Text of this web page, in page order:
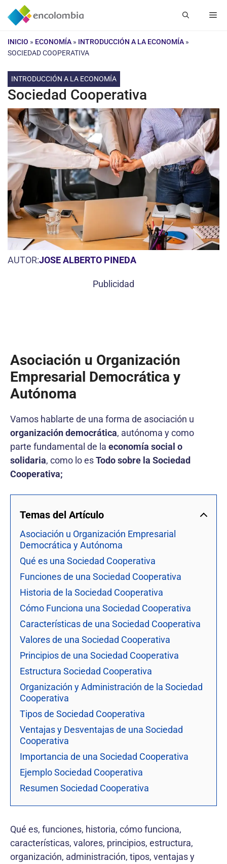
Saltar
INICIO » ECONOMÍA » INTRODUCCIÓN A LA ECONOMÍA »
SOCIEDAD COOPERATIVA
INTRODUCCIÓN A LA ECONOMÍA
Sociedad Cooperativa
AUTOR:JOSE ALBERTO PINEDA
Publicidad
Asociación u Organización
Empresarial Democrática y
Autónoma
Vamos hablarte de una forma de asociación u
organización democrática, autónoma y como
parte fundamental de la economía social o
solidaria, como lo esTodo sobre la Sociedad
Cooperativa;
Temas del Artículo
Asociación u Organización Empresarial
Democrática y Autónoma
Qué es una Sociedad Cooperativa
Funciones de una Sociedad Cooperativa
Historia de la Sociedad Cooperativa
Cómo Funciona una Sociedad Cooperativa
Características de una Sociedad Cooperativa
Valores de una Sociedad Cooperativa
Principios de una Sociedad Cooperativa
Estructura Sociedad Cooperativa
Organización y Administración de la Sociedad
Cooperativa
Tipos de Sociedad Cooperativa
Ventajas y Desventajas de una Sociedad
Cooperativa
Importancia de una Sociedad Cooperativa
Ejemplo Sociedad Cooperativa
Resumen Sociedad Cooperativa
Qué es, funciones, historia, cómo funciona,
características, valores, principios, estructura,
organización, administración, tipos, ventajas y